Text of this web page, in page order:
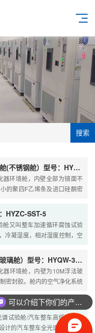
搜索
30m³空气净化器性能测试舱(不锈钢舱）型号：HYQW-30G
器环境舱，内壁全部为镜面不
的聚四F乙烯条及进口硅酮密
等化学...
HYZC-SST-5
又叫整车加速循环腐蚀试验
冷凝湿度，相对湿度控制，空
白车身，外...
30m³净化器玻璃环境舱（玻璃舱）型号：HYQW-30B
器环境舱，内壁为10M浮法玻
密封胶。舱内的空气净化系统
舱...
整车全光谱试验舱/汽车整车高低温阳光环境室 型号：HYZC-WR-100
试验舱/汽车整车高低温阳光
计的汽车整车全光谱空调试验